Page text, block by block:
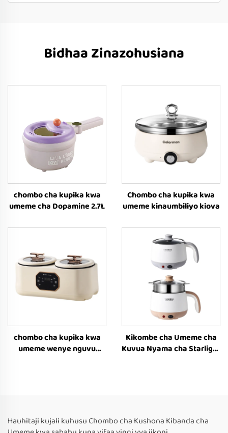
Bidhaa Zinazohusiana
chombo cha kupika kwa
umeme cha Dopamine 2.7L
Chombo cha kupika kwa
umeme kinaumbiliyo kiova
chombo cha kupika kwa
umeme wenye nguvu
Kikombe cha Umeme cha
Kuvua Nyama cha Starlight
Hauhitaji kujali kuhusu Chombo cha Kushona Kibanda cha